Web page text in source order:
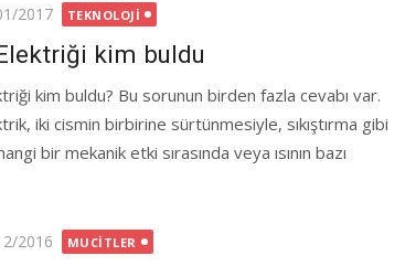
2017 TEKNOLOJI
kim buldu
kim buldu? Bu sorunun birden fazla cevabı var.
iki cismin birbirine sürtünmesiyle, sıkıştırma gibi
bir mekanik etki sırasında veya ısının bazı
2016 MUCITLER